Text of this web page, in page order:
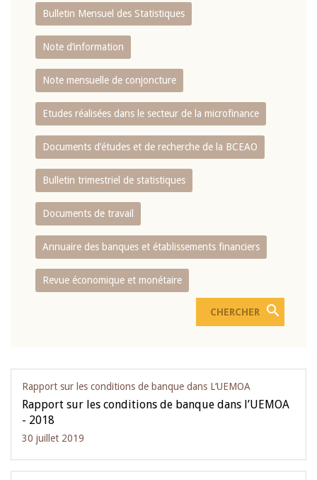
Bulletin Mensuel des Statistiques
Note d’information
Note mensuelle de conjoncture
Etudes réalisées dans le secteur de la microfinance
Documents d’études et de recherche de la BCEAO
Bulletin trimestriel de statistiques
Documents de travail
Annuaire des banques et établissements financiers
Revue économique et monétaire
Rapport sur les conditions de banque dans L‘UEMOA
Rapport sur les conditions de banque dans l’UEMOA
- 2018
30 juillet 2019